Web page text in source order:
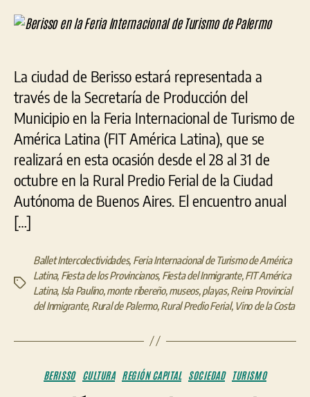
entrada
entrada
La ciudad de Berisso estará representada a
través de la Secretaría de Producción del
Municipio en la Feria Internacional de Turismo de
América Latina (FIT América Latina), que se
realizará en esta ocasión desde el 28 al 31 de
octubre en la Rural Predio Ferial de la Ciudad
Autónoma de Buenos Aires. El encuentro anual
[…]
Etiquetas
Ballet Intercolectividades, Feria Internacional de Turismo de América
Latina, Fiesta de los Provincianos, Fiesta del Inmigrante,FIT América
Latina, Isla Paulino,monte ribereño,museos,playas,Reina Provincial
del Inmigrante, Rural de Palermo,Rural Predio Ferial, Vino de la Costa
Categorías
BERISSO CULTURA REGIÓN CAPITAL SOCIEDAD TURISMO